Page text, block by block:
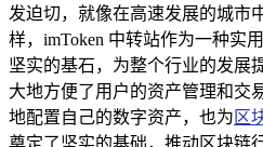
发迫切，就像在高速发展的城市
样，imToken 中转站作为一种实
坚实的基石，为整个行业的发展
大地方便了用户的资产管理和交
地配置自己的数字资产，也为 区
奠定了坚实的基础，推动区块链